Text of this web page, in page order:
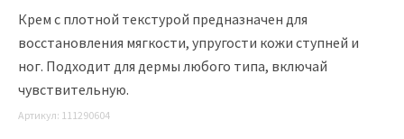
Крем с плотной текстурой предназначен для
восстановления мягкости, упругости кожи ступней и
ног. Подходит для дермы любого типа, включай
чувствительную.
Артикул: 111290604